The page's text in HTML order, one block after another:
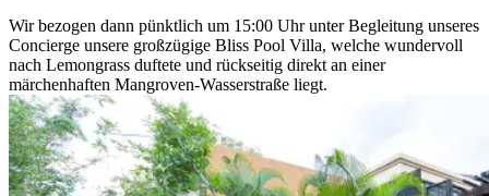
Wir bezogen dann pünktlich um 15:00 Uhr unter Begleitung unseres
Concierge unsere großzügige Bliss Pool Villa, welche wundervoll
nach Lemongrass duftete und rückseitig direkt an einer
märchenhaften Mangroven-Wasserstraße liegt.